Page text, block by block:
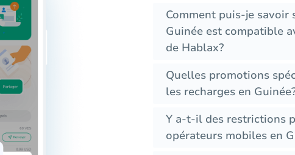
Comment puis-je savoir
Guinée est compatible
de Hablax?
Quelles promotions
les recharges en
Y a-t-il des restrictions
opérateurs mobiles en